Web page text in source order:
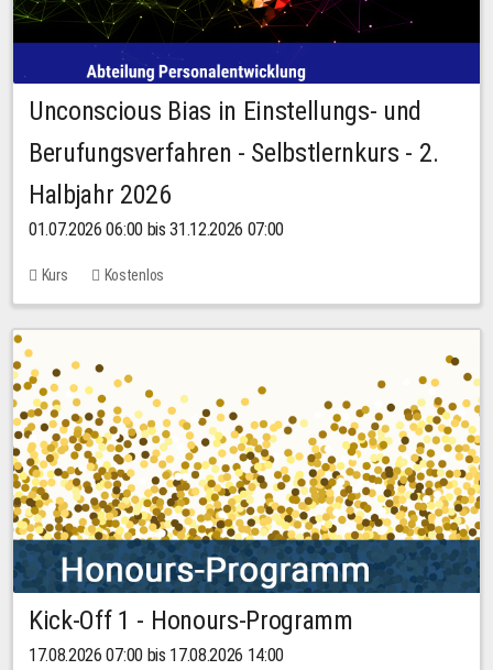
Unconscious Bias in Einstellungs- und
Berufungsverfahren - Selbstlernkurs - 2.
Halbjahr 2026
01.07.2026 06:00 bis 31.12.2026 07:00
Kurs Kostenlos
Kick-Off 1 - Honours-Programm
17.08.2026 07:00 bis 17.08.2026 14:00